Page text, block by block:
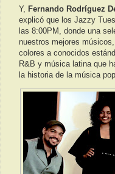
Y, Fernando Rodríguez
explicó que los Jazzy
las 8:00PM, donde una
nuestros mejores
colores a conocidos
R&B y música latina que
la historia de la música